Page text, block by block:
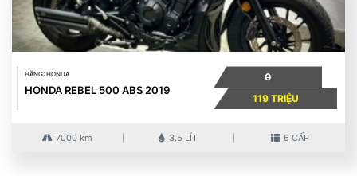
HÃNG: HONDA
HONDA REBEL 500 ABS 2019
0
119 TRIỆU
7000 km 3.5 LÍT 6 CẤP